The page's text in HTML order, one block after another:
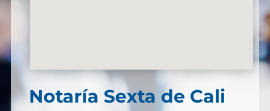
Notaría Sexta de Cali